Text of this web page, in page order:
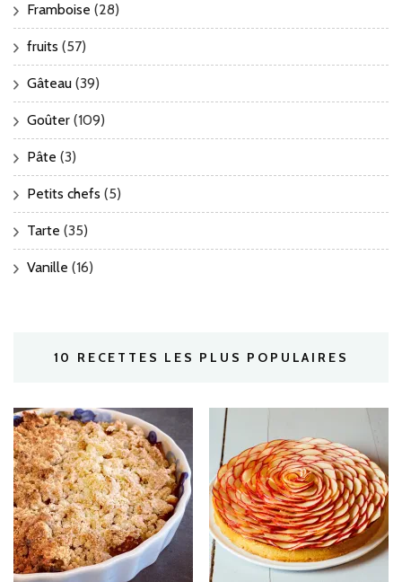
Framboise (28)
fruits (57)
Gâteau (39)
Goûter (109)
Pâte (3)
Petits chefs (5)
Tarte (35)
Vanille (16)
10 RECETTES LES PLUS POPULAIRES